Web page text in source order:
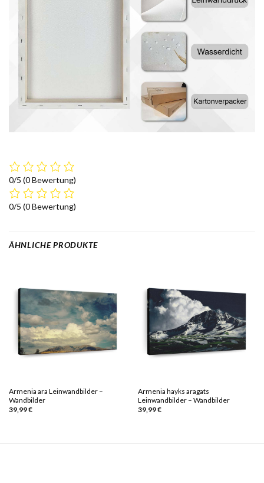
0/5 (0 Bewertung)
0/5 (0 Bewertung)
ÄHNLICHE PRODUKTE
Armenia ara Leinwandbilder –
Wandbilder
39,99€
Armenia hayks aragats
Leinwandbilder – Wandbilder
39,99€